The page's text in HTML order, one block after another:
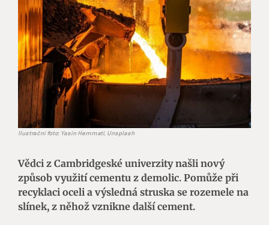
obrázek
Ilustrační foto: Yasin Hemmati, Unsplash
Vědci z Cambridgeské univerzity našli nový
způsob využití cementu z demolic. Pomůže při
recyklaci oceli a výsledná struska se rozemele na
slínek, z něhož vznikne další cement.